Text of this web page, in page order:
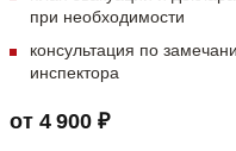
при необходимости
консультация по
инспектора
от 4 900 ₽